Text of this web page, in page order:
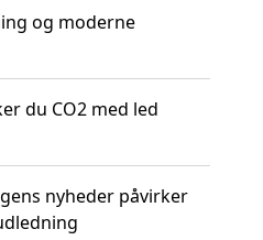
og moderne
du CO2 med led
nyheder påvirker